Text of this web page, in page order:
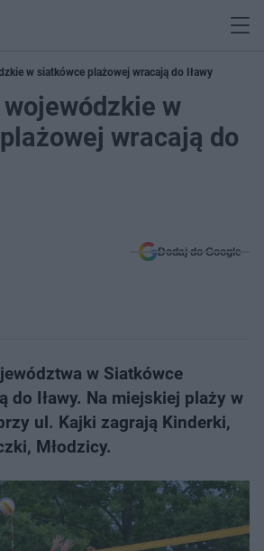
w siatkówce plażowej wracają do Iławy
w
wracają do
Dodaj do Google
w Siatkówce
do Iławy. Na miejskiej plaży w
ul. Kajki zagrają Kinderki,
Młodzicy.